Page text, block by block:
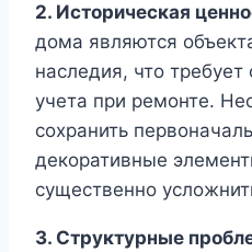
2. Историческая
дома являются
наследия, что
учета при ремонте.
сохранить
декоративные
существенно
3. Структурные